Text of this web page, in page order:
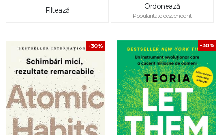
Filtează Ordonează
Popularitate descendent
-30% -30%